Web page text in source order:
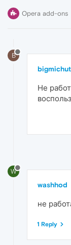
Opera add-ons
B
Не
W
washhod
не
1 Reply